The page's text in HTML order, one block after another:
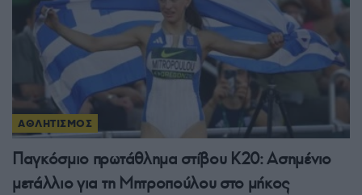
ΑΘΛΗΤΙΣΜΟΣ
Παγκόσμιο πρωτάθλημα στίβου Κ20: Ασημένιο
μετάλλιο για τη Μητροπούλου στο μήκος